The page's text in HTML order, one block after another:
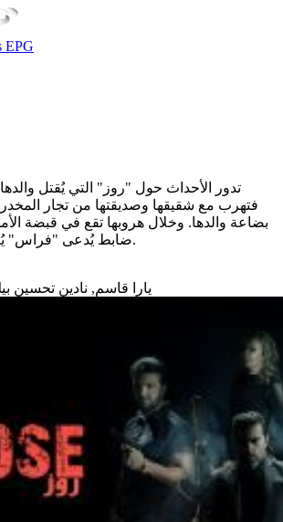
EPG
تدور الأحداث حول "روز" التي يُقتل
فتهرب مع شقيقها وصديقتها من تجار
بضاعة والدها. وخلال هروبها تقع في قبضة
ضابط يُدعى "فراس" يُعجب بجمالها وذكائها.
| يارا قاسم, نادين تحسين